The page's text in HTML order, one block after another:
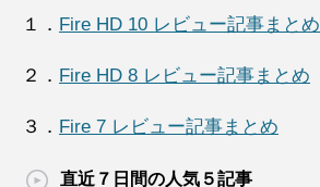
１． Fire HD 10 レビュー記事まとめ
２． Fire HD 8 レビュー記事まとめ
３． Fire 7 レビュー記事まとめ
直近７日間の人気５記事